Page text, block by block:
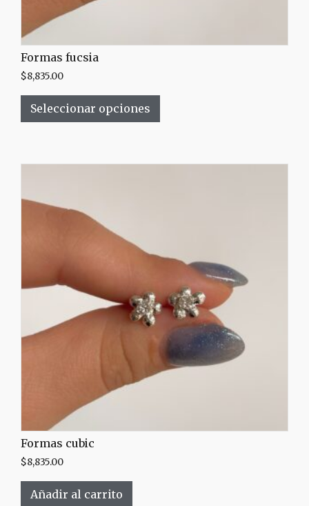
Formas fucsia
$8,835.00
Seleccionar opciones
Formas cubic
$8,835.00
Añadir al carrito